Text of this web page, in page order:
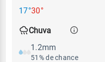
17°30°
Chuva
1.2mm
51% de chance